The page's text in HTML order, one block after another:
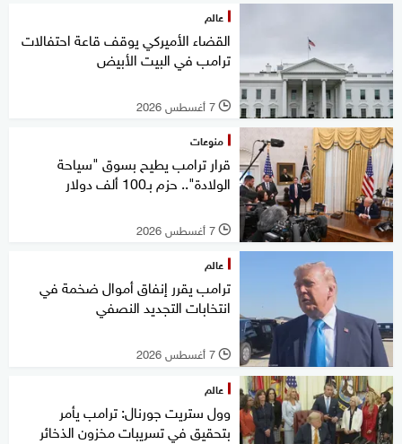
عالم
القضاء الأميركي يوقف قاعة احتفالات
ترامب في البيت الأبيض
l 7 أغسطس 2026
منوعات
قرار ترامب يطيح بسوق "سياحة
الولادة".. حزم بـ100 ألف دولار
l 7 أغسطس 2026
عالم
ترامب يقرر إنفاق أموال ضخمة في
انتخابات التجديد النصفي
l 7 أغسطس 2026
عالم
وول ستريت جورنال: ترامب يأمر
بتحقيق في تسريبات مخزون الذخائر